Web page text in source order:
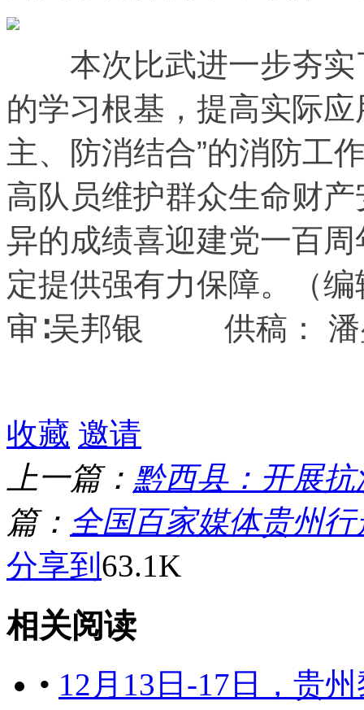
本次比武进一步夯实
的学习根基，提高实际
主、防消结合”的消防工
高队员维护群众生命财
异的成绩喜迎建党一百
定提供强有力保障。（编
审∶吴邦银
供稿：
收藏 邀请
上一篇： 黔西县：开展
篇： 全国百家媒体贵州
分享到 63.1K
相关阅读
• 12月13日-17日，贵